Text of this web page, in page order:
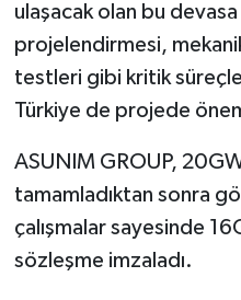
ulaşacak olan bu
projelendirmesi,
testleri gibi kritik
Türkiye de projede
ASUNIM GROUP,
tamamladıktan sonra
çalışmalar sayesinde
sözleşme imzaladı.